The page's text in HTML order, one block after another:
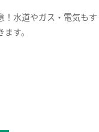
！水道やガス・電気も
す。